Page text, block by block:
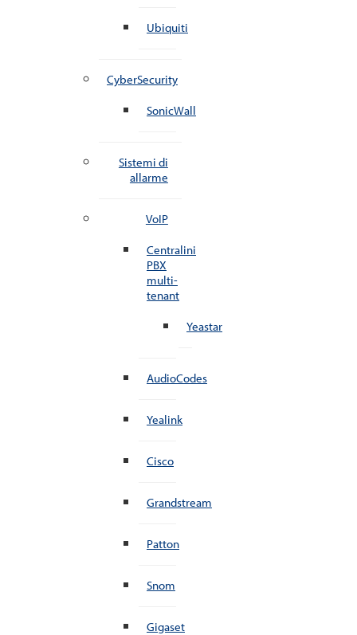
Ubiquiti
CyberSecurity
SonicWall
Sistemi di
allarme
VoIP
Centralini
PBX
multi-
tenant
Yeastar
AudioCodes
Yealink
Cisco
Grandstream
Patton
Snom
Gigaset